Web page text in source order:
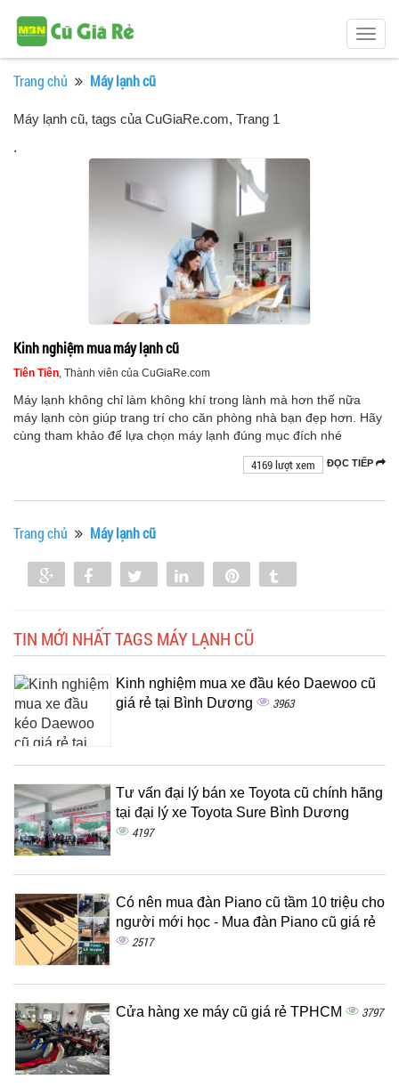
Trang chủ Máy lạnh cũ
Máy lạnh cũ, tags của CuGiaRe.com, Trang 1
.
Kinh nghiệm mua máy lạnh cũ
Tiên Tiên, Thành viên của CuGiaRe.com
Máy lạnh không chỉ làm không khí trong lành mà hơn thế nữa
máy lạnh còn giúp trang trí cho căn phòng nhà bạn đẹp hơn. Hãy
cùng tham khảo để lựa chọn máy lạnh đúng mục đích nhé
ĐỌC TIẾP
4169 lượt xem
Trang chủ Máy lạnh cũ
Share Share Tweet Share
TIN MỚI NHẤT TAGS MÁY LẠNH CŨ
Kinh nghiệm mua xe đầu kéo Daewoo cũ
giá rẻ tại Bình Dương
3963
Tư vấn đại lý bán xe Toyota cũ chính hãng
tại đại lý xe Toyota Sure Bình Dương
4197
Có nên mua đàn Piano cũ tầm 10 triệu cho
người mới học - Mua đàn Piano cũ giá rẻ
2517
Cửa hàng xe máy cũ giá rẻ TPHCM 3797